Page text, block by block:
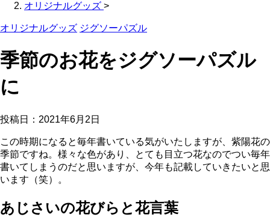
オリジナルグッズ >
オリジナルグッズ ジグソーパズル
季節のお花をジグソーパズル
に
投稿日： 2021年6月2日
この時期になると毎年書いている気がいたしますが、紫陽花の
季節ですね。様々な色があり、とても目立つ花なのでつい毎年
書いてしまうのだと思いますが、今年も記載していきたいと思
います（笑）。
あじさいの花びらと花言葉